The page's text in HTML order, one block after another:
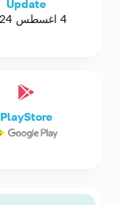
Update
4 اغسطس 2024
PlayStore